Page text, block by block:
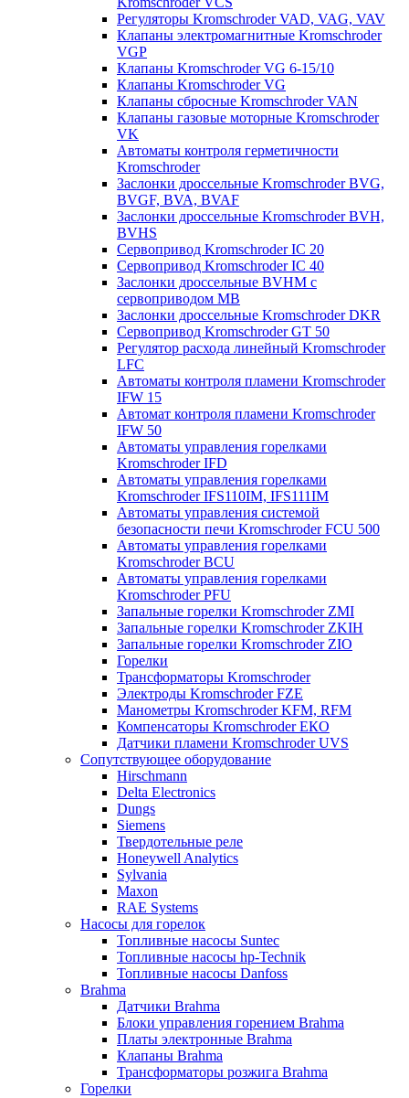
Регуляторы Kromschroder VAD, VAG, VAV
Клапаны электромагнитные Kromschroder
VGP
Клапаны Kromschroder VG 6-15/10
Клапаны Kromschroder VG
Клапаны сбросные Kromschroder VAN
Клапаны газовые моторные Kromschroder
VK
Автоматы контроля герметичности
Kromschroder
Заслонки дроссельные Kromschroder BVG,
BVGF, BVA, BVAF
Заслонки дроссельные Kromschroder BVH,
BVHS
Сервопривод Kromschroder IC 20
Сервопривод Kromschroder IC 40
Заслонки дроссельные BVHM с
сервоприводом МВ
Заслонки дроссельные Kromschroder DKR
Cервопривод Kromschroder GT 50
Регулятор расхода линейный Kromschroder
LFC
Автоматы контроля пламени Kromschroder
IFW 15
Автомат контроля пламени Kromschroder
IFW 50
Автоматы управления горелками
Kromschroder IFD
Автоматы управления горелками
Kromschroder IFS110IM, IFS111IM
Автоматы управления системой
безопасности печи Kromschroder FCU 500
Автоматы управления горелками
Kromschroder BCU
Автоматы управления горелками
Kromschroder PFU
Запальные горелки Kromschroder ZМI
Запальные горелки Kromschroder ZKIH
Запальные горелки Kromschroder ZIO
Горелки
Трансформаторы Kromschroder
Электроды Kromschroder FZE
Манометры Kromschroder KFM, RFM
Компенсаторы Kromschroder ЕКО
Датчики пламени Kromschroder UVS
Сопутствующее оборудование
Hirschmann
Delta Electronics
Dungs
Siemens
Твердотельные реле
Honeywell Analytics
Sylvania
Maxon
RAE Systems
Насосы для горелок
Топливные насосы Suntec
Топливные насосы hp-Technik
Топливные насосы Danfoss
Brahma
Датчики Brahma
Блоки управления горением Brahma
Платы электронные Brahma
Клапаны Brahma
Трансформаторы розжига Brahma
Горелки